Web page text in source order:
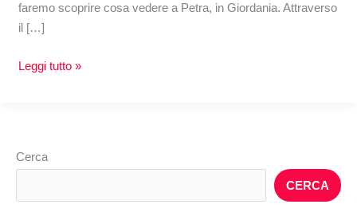
faremo scoprire cosa vedere a Petra, in Giordania. Attraverso
il […]
Leggi tutto »
Cerca
CERCA